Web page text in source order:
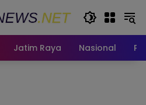
Jatim Raya Nasional